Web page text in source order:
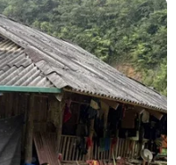
nay./.
Vietnam+)